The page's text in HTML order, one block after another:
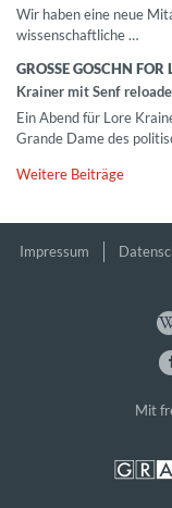
Wir haben eine neue
wissenschaftliche …
GROSSE GOSCHN FOR
Krainer mit Senf
Ein Abend für Lore
Grande Dame des
Weitere Beiträge
Impressum
Mit